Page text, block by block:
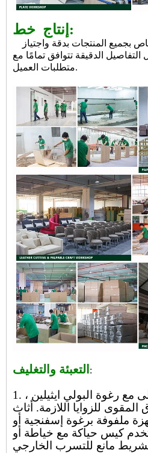
إنتاج خط:
الدقيقة تتوافق تمامًا مع
متطلبات العميل.
التعبئة والتغليف :
1. تغطية الطبقة الأولى مع رغوة البولي ايثيلين ،
للزوايا اللازمة. أثاث
ملفوفة برغوة إسفنجية أو
كيس حياكة مع خياطة أو
مانع للتسرب الخارجي